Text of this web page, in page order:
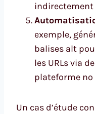
indirectement
exemple,
balises alt
les URLs via
plateforme no
Un cas d’étude